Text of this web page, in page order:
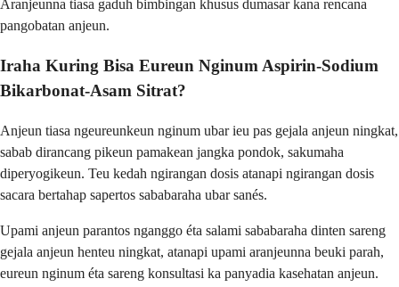
Aranjeunna tiasa gaduh bimbingan khusus dumasar kana rencana
pangobatan anjeun.
Iraha Kuring Bisa Eureun Nginum Aspirin-Sodium
Bikarbonat-Asam Sitrat?
Anjeun tiasa ngeureunkeun nginum ubar ieu pas gejala anjeun ningkat,
sabab dirancang pikeun pamakean jangka pondok, sakumaha
diperyogikeun. Teu kedah ngirangan dosis atanapi ngirangan dosis
sacara bertahap sapertos sababaraha ubar sanés.
Upami anjeun parantos nganggo éta salami sababaraha dinten sareng
gejala anjeun henteu ningkat, atanapi upami aranjeunna beuki parah,
eureun nginum éta sareng konsultasi ka panyadia kasehatan anjeun.